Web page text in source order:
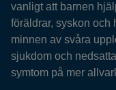
vanligt att barnen
föräldrar, syskon och
minnen av svåra
sjukdom och
symtom på mer